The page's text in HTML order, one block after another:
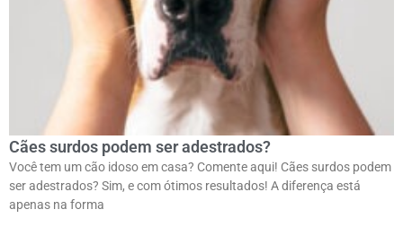
Cães surdos podem ser adestrados?
Você tem um cão idoso em casa? Comente aqui! Cães surdos podem
ser adestrados? Sim, e com ótimos resultados! A diferença está
apenas na forma